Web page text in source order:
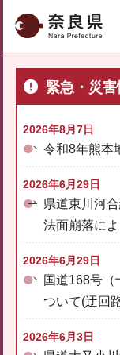
奈良県
緊急・災害
2026年8月7日
令和8年熊本
2026年6月29日
県道東川河
法面崩落に
2026年6月29日
国道168号（
ついて(迂回
2026年6月3日